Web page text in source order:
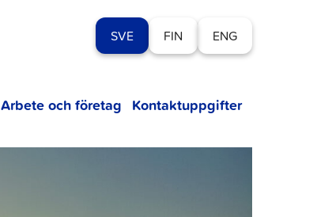
SVE FIN ENG
Arbete och företag Kontaktuppgifter